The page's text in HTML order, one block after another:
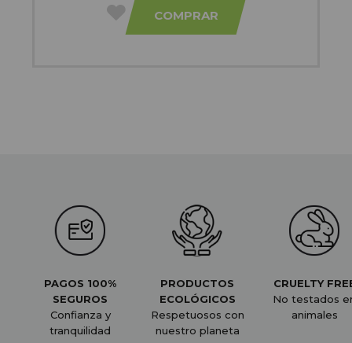
COMPRAR
PAGOS 100%
SEGUROS
Confianza y
tranquilidad
PRODUCTOS
ECOLÓGICOS
Respetuosos con
nuestro planeta
CRUELTY
No testados
animales